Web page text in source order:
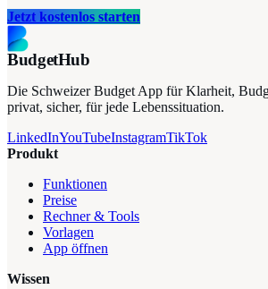
Jetzt kostenlos starten
BudgetHub
Die Schweizer Budget App für Klarheit,
privat, sicher, für jede Lebenssituation.
LinkedInYouTubeInstagramTikTok
Produkt
Funktionen
Preise
Rechner & Tools
Vorlagen
App öffnen
Wissen